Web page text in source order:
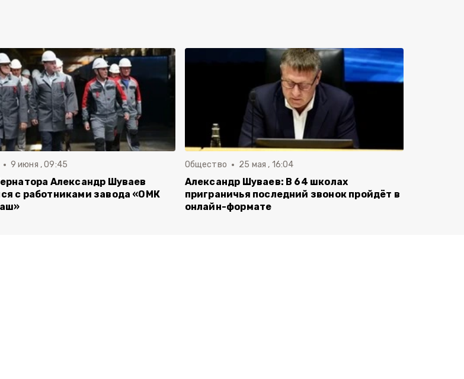
9 июня , 09:45
Александр Шуваев
с работниками завода «ОМК
Общество 25 мая , 16:04
Александр Шуваев: В 64 школах
приграничья последний звонок пройдёт в
онлайн-формате